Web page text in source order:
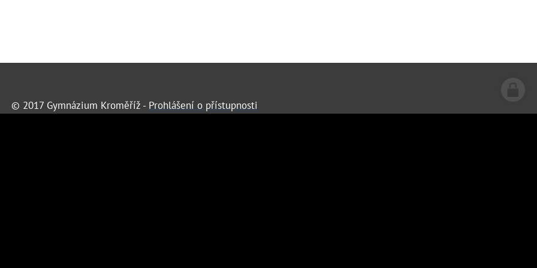
© 2017 Gymnázium Kroměříž - Prohlášení o přístupnosti